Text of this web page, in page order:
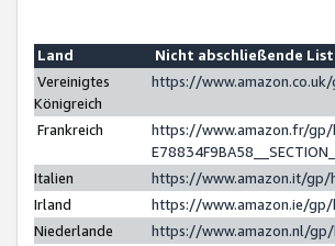
Land
Nicht abschließende
Vereinigtes
Königreich
https://
Frankreich
https://www.amazon.fr/gp/
Italien
https://www.amazon.it/gp/
Irland
https://www.amazon.ie/gp/
Niederlande
https://www.amazon.nl/